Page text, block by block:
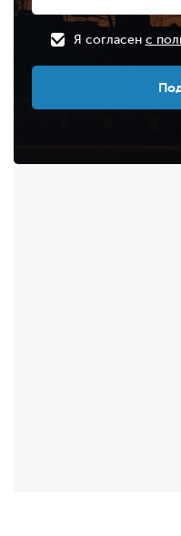
Я согласен с